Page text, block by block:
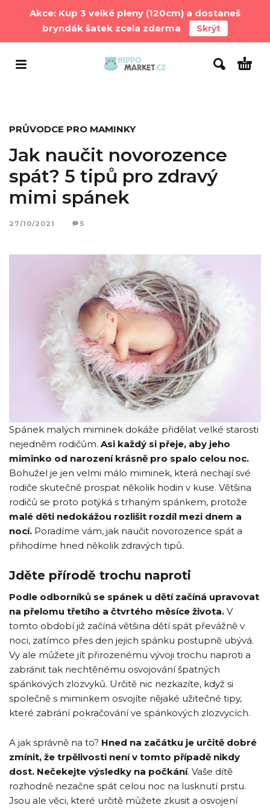
Akce: Kup 3 velké pleny (120cm) a dostaneš
bryndák šatek zcela zdarma
Skrýt
PRŮVODCE PRO MAMINKY
Jak naučit novorozence
spát? 5 tipů pro zdravý
mimi spánek
27/10/2021 5
Spánek malých miminek dokáže přidělat velké starosti
nejedněm rodičům. Asi každý si přeje, aby jeho
miminko od narození krásně pro spalo celou noc.
Bohužel je jen velmi málo miminek, která nechají své
rodiče skutečně prospat několik hodin v kuse. Většina
rodičů se proto potýká s trhaným spánkem, protože
malé děti nedokážou rozlišit rozdíl mezi dnem a
nocí. Poradíme vám, jak naučit novorozence spát a
přihodíme hned několik zdravých tipů.
Jděte přírodě trochu naproti
Podle odborníků se spánek u dětí začíná upravovat
na přelomu třetího a čtvrtého měsíce života. V
tomto období již začíná většina dětí spát převážně v
noci, zatímco přes den jejich spánku postupně ubývá.
Vy ale můžete jít přirozenému vývoji trochu naproti a
zabránit tak nechtěnému osvojování špatných
spánkových zlozvyků. Určitě nic nezkazíte, když si
společně s miminkem osvojíte nějaké užitečné tipy,
které zabrání pokračování ve spánkových zlozvycích.
A jak správně na to? Hned na začátku je určitě dobré
zmínit, že trpělivosti není v tomto případě nikdy
dost. Nečekejte výsledky na počkání. Vaše dítě
rozhodně nezačne spát celou noc na lusknutí prstu.
Jsou ale věci, které určitě můžete zkusit a osvojení